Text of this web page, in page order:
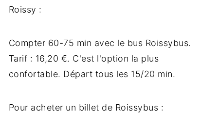
Roissy :
Compter 60-75 min avec le bus Roissybus.
Tarif : 16,20 €. C'est l'option la plus
confortable. Départ tous les 15/20 min.
Pour acheter un billet de Roissybus :